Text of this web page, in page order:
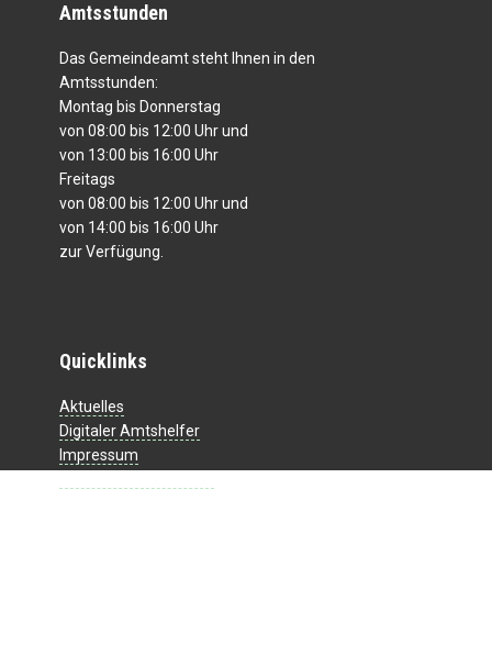
Amtsstunden
Das Gemeindeamt steht Ihnen in den
Amtsstunden:
Montag bis Donnerstag
von 08:00 bis 12:00 Uhr und
von 13:00 bis 16:00 Uhr
Freitags
von 08:00 bis 12:00 Uhr und
von 14:00 bis 16:00 Uhr
zur Verfügung.
Quicklinks
Aktuelles
Digitaler Amtshelfer
Impressum